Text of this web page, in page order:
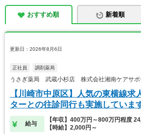
おすすめ順 新着順
更新日：2026年8月6日
正社員 調剤薬局
うさぎ薬局 武蔵小杉店 株式会社湘南ケアサポ
【川崎市中原区】人気の東横線
ターとの往診同行も実施していま
給与
【年収】400万円～800万円程度
【時給】2,000円～